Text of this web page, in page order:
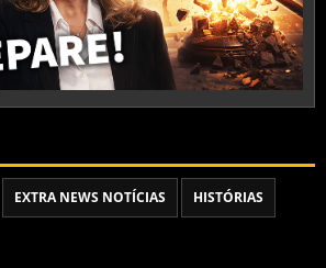
EXTRA NEWS NOTÍCIAS HISTÓRIAS